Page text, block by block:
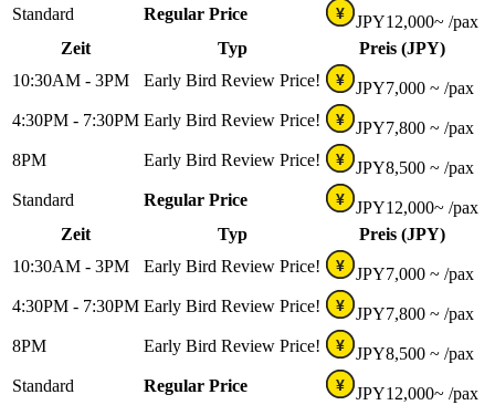
Standard Regular Price ¥ JPY12,000~ /pax
Zeit
Typ
Preis (JPY)
10:30AM - 3PM
Early Bird Review Price! ¥ JPY7,000 ~ /pax
4:30PM - 7:30PM Early Bird Review Price! ¥ JPY7,800 ~ /pax
8PM
Early Bird Review Price! ¥ JPY8,500 ~ /pax
Standard
Regular Price ¥ JPY12,000~ /pax
Zeit
Typ
Preis (JPY)
10:30AM - 3PM
Early Bird Review Price! ¥ JPY7,000 ~ /pax
4:30PM - 7:30PM Early Bird Review Price! ¥ JPY7,800 ~ /pax
8PM
Early Bird Review Price! ¥ JPY8,500 ~ /pax
Standard
Regular Price ¥ JPY12,000~ /pax